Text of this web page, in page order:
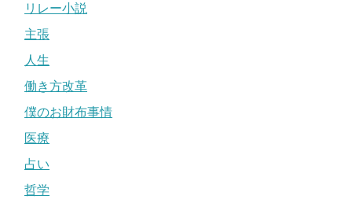
リレー小説
主張
人生
働き方改革
僕のお財布事情
医療
占い
哲学